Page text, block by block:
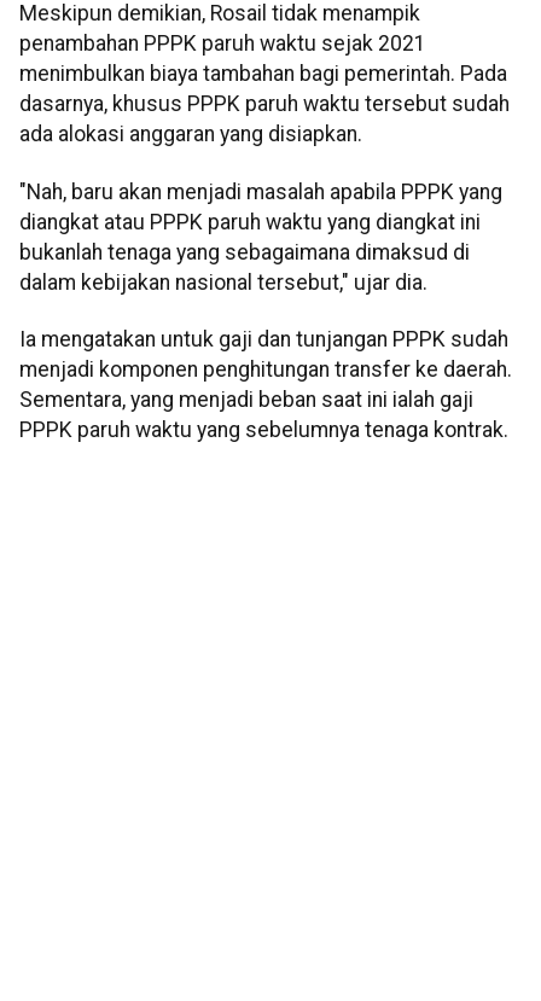
Meskipun demikian, Rosail tidak menampik
penambahan PPPK paruh waktu sejak 2021
menimbulkan biaya tambahan bagi pemerintah. Pada
dasarnya, khusus PPPK paruh waktu tersebut sudah
ada alokasi anggaran yang disiapkan.
"Nah, baru akan menjadi masalah apabila PPPK yang
diangkat atau PPPK paruh waktu yang diangkat ini
bukanlah tenaga yang sebagaimana dimaksud di
dalam kebijakan nasional tersebut," ujar dia.
Ia mengatakan untuk gaji dan tunjangan PPPK sudah
menjadi komponen penghitungan transfer ke daerah.
Sementara, yang menjadi beban saat ini ialah gaji
PPPK paruh waktu yang sebelumnya tenaga kontrak.